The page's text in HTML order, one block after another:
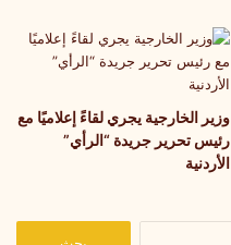
وزير الخارجية يجري لقاءً إعلاميًا مع
رئيس تحرير جريدة “الرأي”
الأردنية